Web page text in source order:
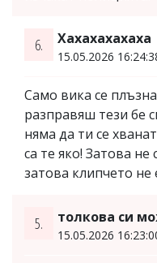
6. Хахахахахаха
15.05.2026
Само вика се
разправяш тези бе
няма да ти се
са те яко! Затова
затова клипчето не
5. толкова си
15.05.2026